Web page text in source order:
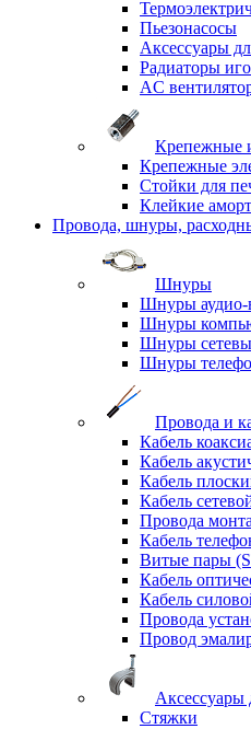
Пьезонасосы
Аксессуары
Радиаторы
AC
Крепежные
Крепежные
Стойки для
Клейкие
Провода, шнуры,
Шнуры
Шнуры аудио-
Шнуры
Шнуры
Шнуры
Провода и
Кабель
Кабель
Кабель
Кабель
Провода
Кабель
Витые пары
Кабель
Кабель
Провода
Провод
Аксессуары
Стяжки